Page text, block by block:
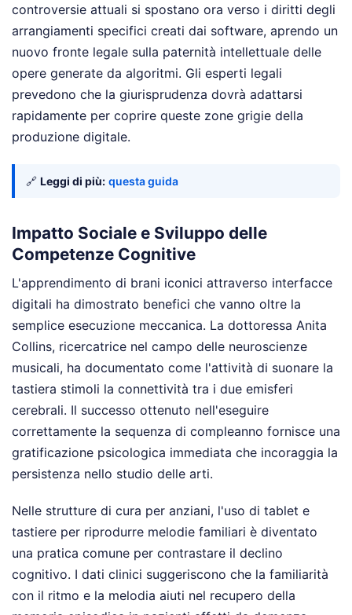
controversie attuali si spostano ora verso i diritti degli
arrangiamenti specifici creati dai software, aprendo un
nuovo fronte legale sulla paternità intellettuale delle
opere generate da algoritmi. Gli esperti legali
prevedono che la giurisprudenza dovrà adattarsi
rapidamente per coprire queste zone grigie della
produzione digitale.
🔗 Leggi di più: questa guida
Impatto Sociale e Sviluppo delle
Competenze Cognitive
L'apprendimento di brani iconici attraverso interfacce
digitali ha dimostrato benefici che vanno oltre la
semplice esecuzione meccanica. La dottoressa Anita
Collins, ricercatrice nel campo delle neuroscienze
musicali, ha documentato come l'attività di suonare la
tastiera stimoli la connettività tra i due emisferi
cerebrali. Il successo ottenuto nell'eseguire
correttamente la sequenza di compleanno fornisce una
gratificazione psicologica immediata che incoraggia la
persistenza nello studio delle arti.
Nelle strutture di cura per anziani, l'uso di tablet e
tastiere per riprodurre melodie familiari è diventato
una pratica comune per contrastare il declino
cognitivo. I dati clinici suggeriscono che la familiarità
con il ritmo e la melodia aiuti nel recupero della